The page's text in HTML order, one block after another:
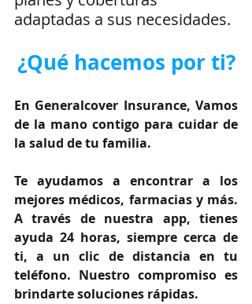
adaptadas a sus necesidades.
¿Qué hacemos por ti?
En Generalcover Insurance, Vamos
de la mano contigo para cuidar de
la salud de tu familia.
Te ayudamos a encontrar a los
mejores médicos, farmacias y más.
A través de nuestra app, tienes
ayuda 24 horas, siempre cerca de
ti, a un clic de distancia en tu
teléfono. Nuestro compromiso es
brindarte soluciones rápidas.